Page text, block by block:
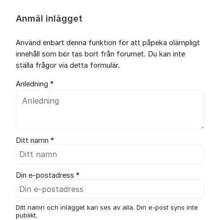
Anmäl inlägget
Använd enbart denna funktion för att påpeka olämpligt
innehåll som bör tas bort från forumet. Du kan inte
ställa frågor via detta formulär.
Anledning *
Ditt namn *
Din e-postadress *
Ditt namn och inlägget kan ses av alla. Din e-post syns inte
publikt.